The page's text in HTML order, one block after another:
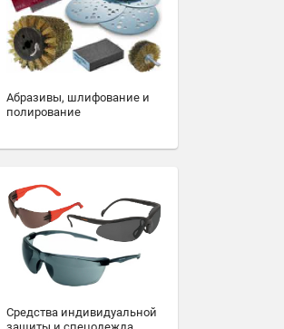
Абразивы, шлифование и
полирование
Средства индивидуальной